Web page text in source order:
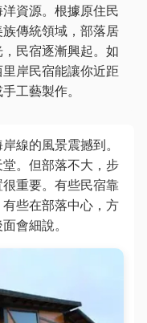
資源。根據原住民
傳統領域，部落居
民宿逐漸興起。如
岸民宿能讓你近距
工藝製作。
線的風景震撼到。
。但部落不大，步
重要。有些民宿靠
些在部落中心，方
會細說。